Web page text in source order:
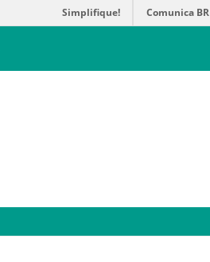
Simplifique! Comunica BR